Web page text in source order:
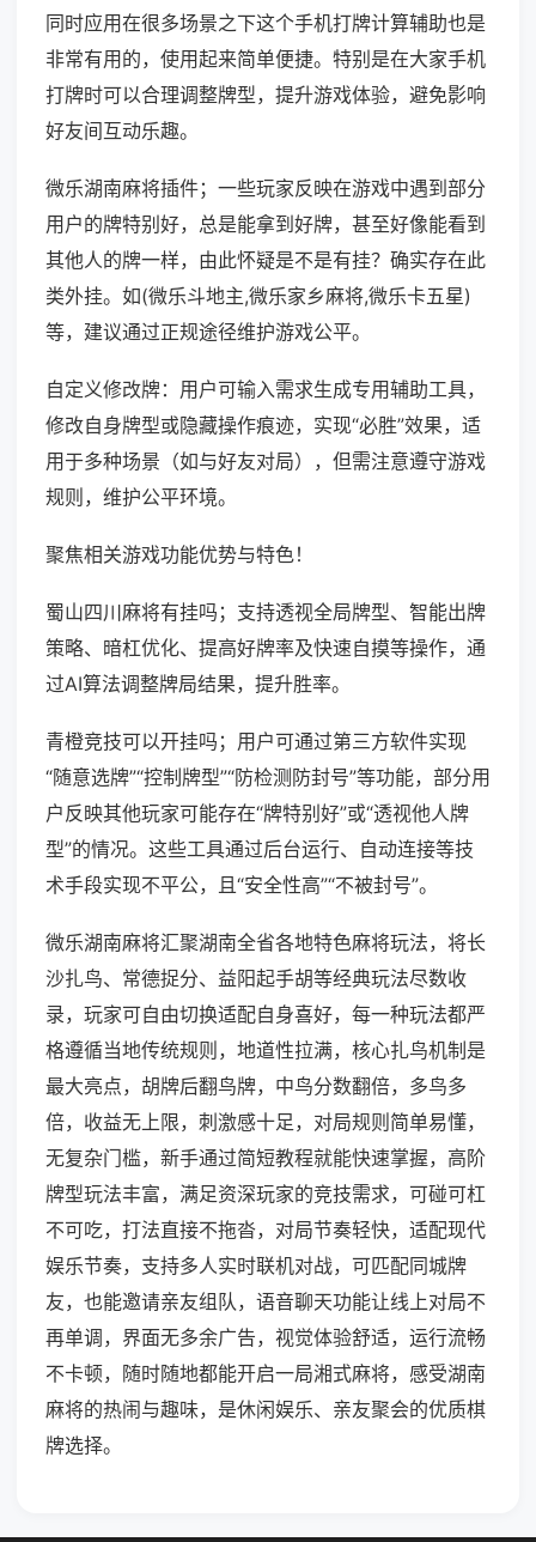
同时应用在很多场景之下这个手机打牌计算辅助也是
非常有用的，使用起来简单便捷。特别是在大家手机
打牌时可以合理调整牌型，提升游戏体验，避免影响
好友间互动乐趣。
微乐湖南麻将插件；一些玩家反映在游戏中遇到部分
用户的牌特别好，总是能拿到好牌，甚至好像能看到
其他人的牌一样，由此怀疑是不是有挂？确实存在此
类外挂。如(微乐斗地主,微乐家乡麻将,微乐卡五星)
等，建议通过正规途径维护游戏公平。
自定义修改牌：用户可输入需求生成专用辅助工具，
修改自身牌型或隐藏操作痕迹，实现“必胜”效果，适
用于多种场景（如与好友对局），但需注意遵守游戏
规则，维护公平环境。
聚焦相关游戏功能优势与特色！
蜀山四川麻将有挂吗；支持透视全局牌型、智能出牌
策略、暗杠优化、提高好牌率及快速自摸等操作，通
过AI算法调整牌局结果，提升胜率。
青橙竞技可以开挂吗；用户可通过第三方软件实现
“随意选牌”“控制牌型”“防检测防封号”等功能，部分用
户反映其他玩家可能存在“牌特别好”或“透视他人牌
型”的情况。这些工具通过后台运行、自动连接等技
术手段实现不平公，且“安全性高”“不被封号”。
微乐湖南麻将汇聚湖南全省各地特色麻将玩法，将长
沙扎鸟、常德捉分、益阳起手胡等经典玩法尽数收
录，玩家可自由切换适配自身喜好，每一种玩法都严
格遵循当地传统规则，地道性拉满，核心扎鸟机制是
最大亮点，胡牌后翻鸟牌，中鸟分数翻倍，多鸟多
倍，收益无上限，刺激感十足，对局规则简单易懂，
无复杂门槛，新手通过简短教程就能快速掌握，高阶
牌型玩法丰富，满足资深玩家的竞技需求，可碰可杠
不可吃，打法直接不拖沓，对局节奏轻快，适配现代
娱乐节奏，支持多人实时联机对战，可匹配同城牌
友，也能邀请亲友组队，语音聊天功能让线上对局不
再单调，界面无多余广告，视觉体验舒适，运行流畅
不卡顿，随时随地都能开启一局湘式麻将，感受湖南
麻将的热闹与趣味，是休闲娱乐、亲友聚会的优质棋
牌选择。